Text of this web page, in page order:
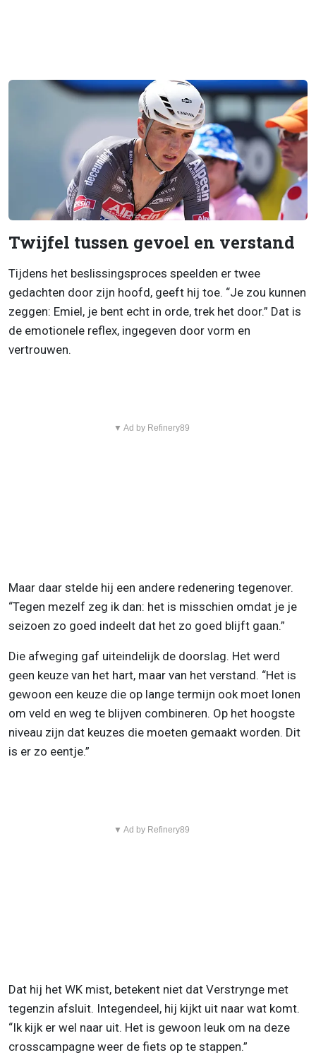
Twijfel tussen gevoel en verstand
Tijdens het beslissingsproces speelden er twee
gedachten door zijn hoofd, geeft hij toe. “Je zou kunnen
zeggen: Emiel, je bent echt in orde, trek het door.” Dat is
de emotionele reflex, ingegeven door vorm en
vertrouwen.
▼ Ad by Refinery89
Maar daar stelde hij een andere redenering tegenover.
“Tegen mezelf zeg ik dan: het is misschien omdat je je
seizoen zo goed indeelt dat het zo goed blijft gaan.”
Die afweging gaf uiteindelijk de doorslag. Het werd
geen keuze van het hart, maar van het verstand. “Het is
gewoon een keuze die op lange termijn ook moet lonen
om veld en weg te blijven combineren. Op het hoogste
niveau zijn dat keuzes die moeten gemaakt worden. Dit
is er zo eentje.”
▼ Ad by Refinery89
Dat hij het WK mist, betekent niet dat Verstrynge met
tegenzin afsluit. Integendeel, hij kijkt uit naar wat komt.
“Ik kijk er wel naar uit. Het is gewoon leuk om na deze
crosscampagne weer de fiets op te stappen.”